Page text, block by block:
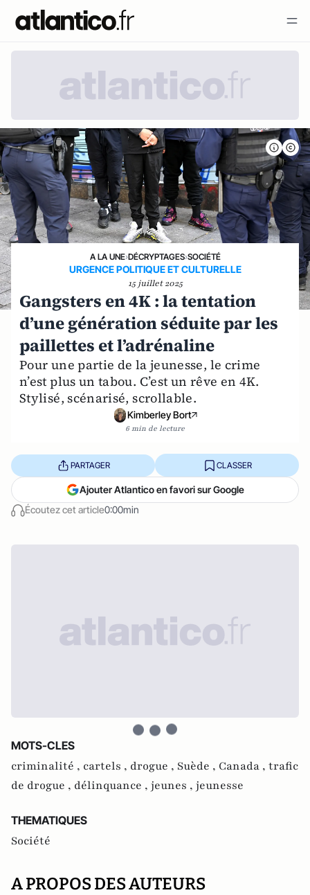
A LA UNE›DÉCRYPTAGES›SOCIÉTÉ
URGENCE POLITIQUE ET CULTURELLE
15 juillet 2025
Gangsters en 4K : la tentation
d’une génération séduite par les
paillettes et l’adrénaline
Pour une partie de la jeunesse, le crime
n’est plus un tabou. C’est un rêve en 4K.
Stylisé, scénarisé, scrollable.
Kimberley Bort
6 min de lecture
Écoutez cet article0:00min
PARTAGER CLASSER
Ajouter Atlantico en favori sur Google
MOTS-CLES
criminalité , cartels , drogue , Suède , Canada , trafic
de drogue , délinquance , jeunes , jeunesse
THEMATIQUES
Société
A PROPOS DES AUTEURS